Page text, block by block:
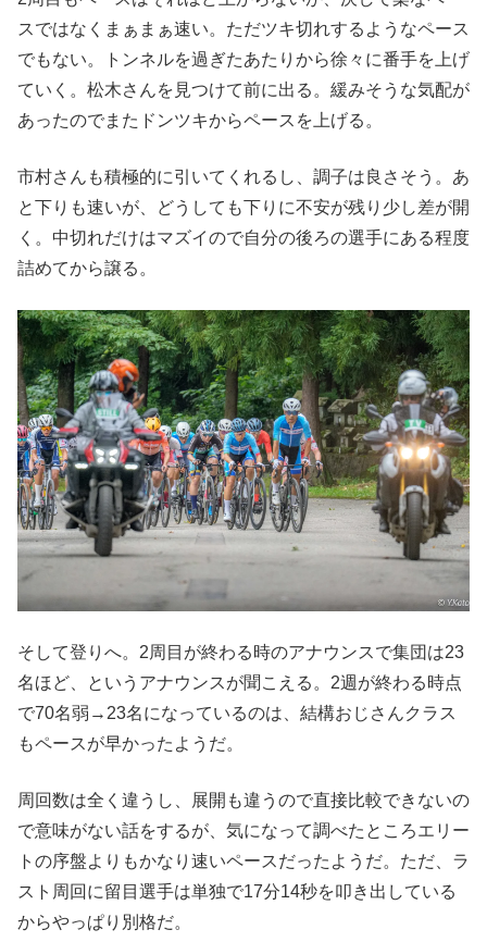
スではなくまぁまぁ速い。ただツキ切れするようなペース
でもない。トンネルを過ぎたあたりから徐々に番手を上げ
ていく。松木さんを見つけて前に出る。緩みそうな気配が
あったのでまたドンツキからペースを上げる。
市村さんも積極的に引いてくれるし、調子は良さそう。あ
と下りも速いが、どうしても下りに不安が残り少し差が開
く。中切れだけはマズイので自分の後ろの選手にある程度
詰めてから譲る。
そして登りへ。2周目が終わる時のアナウンスで集団は23
名ほど、というアナウンスが聞こえる。2週が終わる時点
で70名弱→23名になっているのは、結構おじさんクラス
もペースが早かったようだ。
周回数は全く違うし、展開も違うので直接比較できないの
で意味がない話をするが、気になって調べたところエリー
トの序盤よりもかなり速いペースだったようだ。ただ、ラ
スト周回に留目選手は単独で17分14秒を叩き出している
からやっぱり別格だ。